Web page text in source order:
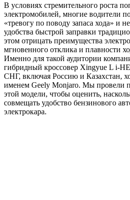
В условиях стремительного роста популярности
электромобилей, многие водители
«тревогу по поводу запаса хода» и
удобства быстрой заправки
этом отрицать преимущества
мгновенного отклика и плавности
Именно для такой аудитории
гибридный кроссовер Xingyue L i-
СНГ, включая Россию и Казахстан,
именем Geely Monjaro. Мы провели
этой модели, чтобы оценить,
совмещать удобство бензинового
электрокара.